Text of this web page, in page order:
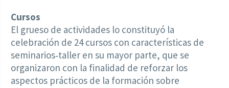
Cursos
El grueso de actividades lo constituyó la
celebración de 24 cursos con características de
seminarios‑taller en su mayor parte, que se
organizaron con la finalidad de reforzar los
aspectos prácticos de la formación sobre